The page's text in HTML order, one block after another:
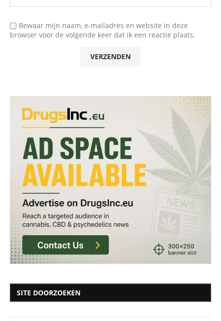
Bewaar mijn naam, e-mailadres en website in deze
browser voor de volgende keer dat ik een reactie plaats.
SITE DOORZOEKEN